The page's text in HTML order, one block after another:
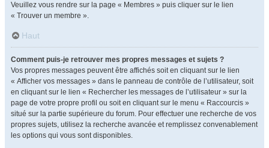
Veuillez vous rendre sur la page « Membres » puis cliquer sur le lien
« Trouver un membre ».
Haut
Comment puis-je retrouver mes propres messages et sujets ?
Vos propres messages peuvent être affichés soit en cliquant sur le lien
« Afficher vos messages » dans le panneau de contrôle de l’utilisateur, soit
en cliquant sur le lien « Rechercher les messages de l’utilisateur » sur la
page de votre propre profil ou soit en cliquant sur le menu « Raccourcis »
situé sur la partie supérieure du forum. Pour effectuer une recherche de vos
propres sujets, utilisez la recherche avancée et remplissez convenablement
les options qui vous sont disponibles.